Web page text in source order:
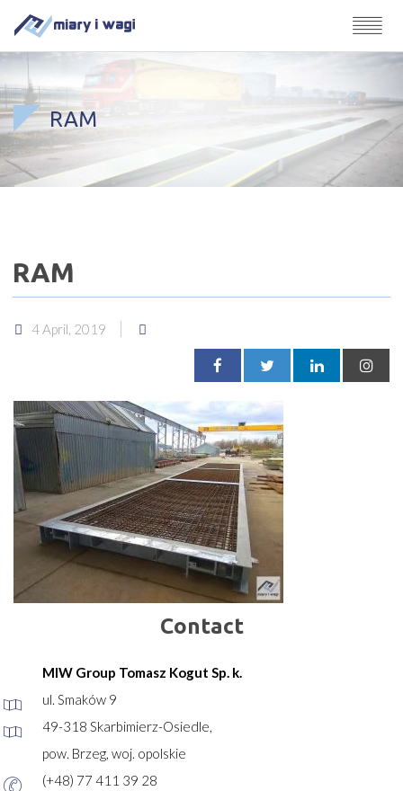
RAM
RAM
4 April, 2019
Contact
MIW Group Tomasz Kogut Sp. k.
ul. Smaków 9
49-318 Skarbimierz-Osiedle,
pow. Brzeg, woj. opolskie
(+48) 77 411 39 28